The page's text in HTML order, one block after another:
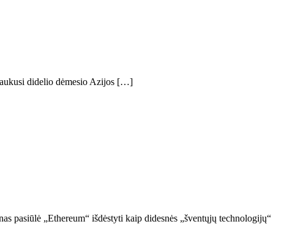
didelio dėmesio Azijos […]
pasiūlė „Ethereum“ išdėstyti kaip didesnės „šventųjų technologijų“